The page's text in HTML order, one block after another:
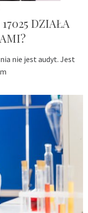
DZIAŁA
nie jest audyt. Jest